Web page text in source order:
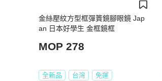
金絲壓紋方型框彈篢鏡腳眼鏡 Jap
an 日本好學生 金框鏡框
MOP 278
全新品 台灣 免運